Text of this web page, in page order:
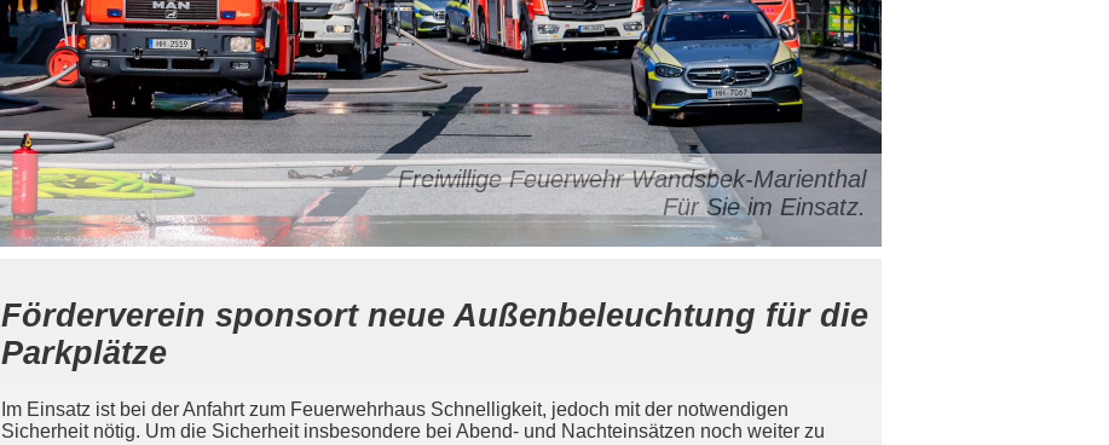
Freiwillige Feuerwehr Wandsbek-Marienthal
Für Sie im Einsatz.
Förderverein sponsort neue Außenbeleuchtung für die
Parkplätze
Im Einsatz ist bei der Anfahrt zum Feuerwehrhaus Schnelligkeit, jedoch mit der notwendigen
Sicherheit nötig. Um die Sicherheit insbesondere bei Abend- und Nachteinsätzen noch weiter zu